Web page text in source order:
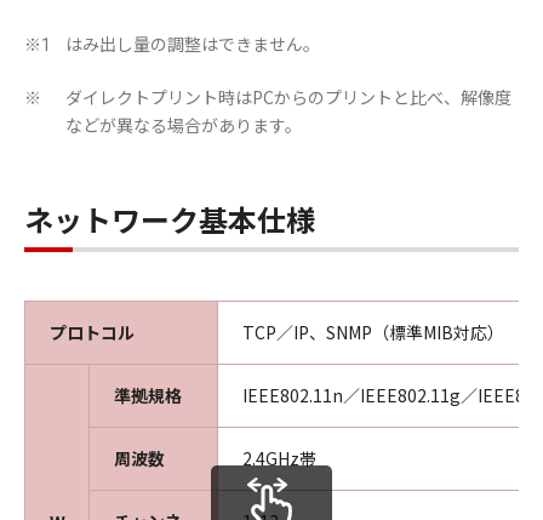
※1 はみ出し量の調整はできません。
※
ダイレクトプリント時はPCからのプリントと比べ、解像度
などが異なる場合があります。
ネットワーク基本仕様
プロトコル TCP／IP、SNMP（標準MIB対応）
準拠規格 IEEE802.11n／IEEE802.11g／
周波数 2.4GHz帯